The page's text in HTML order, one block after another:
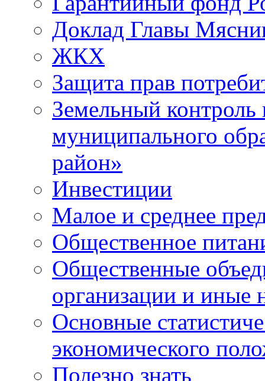
Доклад Главы
ЖКХ
Защита прав
Земельный контроль
муниципального
район»
Инвестиции
Малое и среднее
Общественное
Общественные
организации и иные
Основные
экономического
Полезно знать